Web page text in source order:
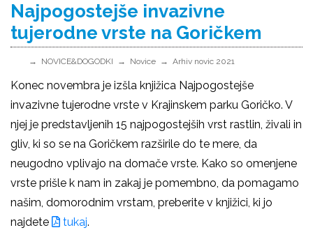
Najpogostejše invazivne
tujerodne vrste na Goričkem
NOVICE&DOGODKI Novice Arhiv novic 2021
Konec novembra je izšla knjižica Najpogostejše
invazivne tujerodne vrste v Krajinskem parku Goričko. V
njej je predstavljenih 15 najpogostejših vrst rastlin, živali in
gliv, ki so se na Goričkem razširile do te mere, da
neugodno vplivajo na domače vrste. Kako so omenjene
vrste prišle k nam in zakaj je pomembno, da pomagamo
našim, domorodnim vrstam, preberite v knjižici, ki jo
najdete
tukaj.